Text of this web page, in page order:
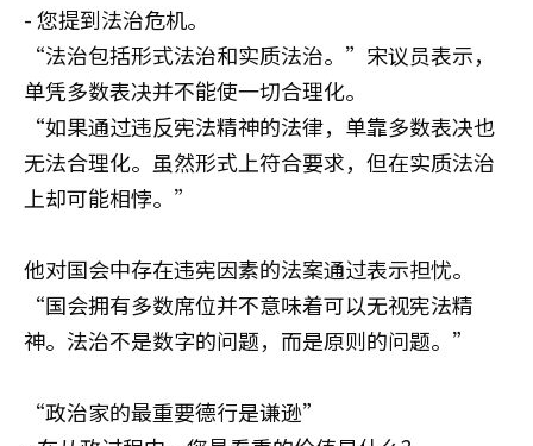
- 您提到法治危机。
“法治包括形式法治和实质法治。”宋议员表示，
单凭多数表决并不能使一切合理化。
“如果通过违反宪法精神的法律，单靠多数表决也
无法合理化。虽然形式上符合要求，但在实质法治
上却可能相悖。”
他对国会中存在违宪因素的法案通过表示担忧。
“国会拥有多数席位并不意味着可以无视宪法精
神。法治不是数字的问题，而是原则的问题。”
“政治家的最重要德行是谦逊”